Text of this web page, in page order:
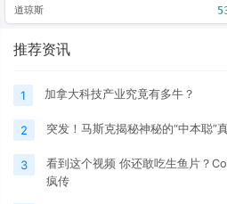
道琼斯
推荐资讯
1 加拿大科技产业究竟有多牛？
2 突发！马斯克揭秘神秘的“中本聪”
3
看到这个视频 你还敢吃生鱼片？
疯传